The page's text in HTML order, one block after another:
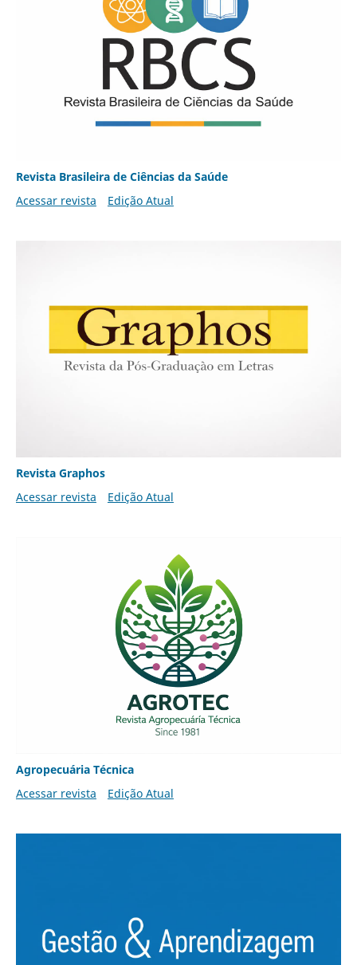
Revista Brasileira de Ciências da Saúde
Acessar revista
Edição Atual
Revista Graphos
Acessar revista
Edição Atual
Agropecuária Técnica
Acessar revista
Edição Atual